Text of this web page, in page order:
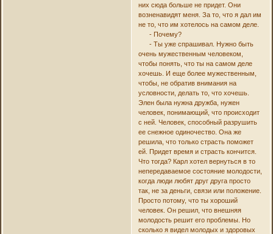
них сюда больше не придет. Они
возненавидят меня. За то, что я дал им
не то, что им хотелось на самом деле.
- Почему?
- Ты уже спрашивал. Нужно быть
очень мужественным человеком,
чтобы понять, что ты на самом деле
хочешь. И еще более мужественным,
чтобы, не обратив внимания на
условности, делать то, что хочешь.
Элен была нужна дружба, нужен
человек, понимающий, что происходит
с ней. Человек, способный разрушить
ее снежное одиночество. Она же
решила, что только страсть поможет
ей. Придет время и страсть кончится.
Что тогда? Карл хотел вернуться в то
непередаваемое состояние молодости,
когда люди любят друг друга просто
так, не за деньги, связи или положение.
Просто потому, что ты хороший
человек. Он решил, что внешняя
молодость решит его проблемы. Но
сколько я видел молодых и здоровых